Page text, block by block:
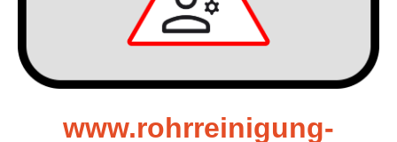
www.rohrreinigung-